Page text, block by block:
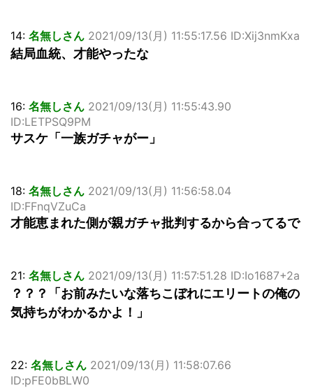
14: 名無しさん 2021/09/13(月) 11:55:17.56 ID:Xij3nmKxa
結局血統、才能やったな
16: 名無しさん 2021/09/13(月) 11:55:43.90
ID:LETPSQ9PM
サスケ「一族ガチャがー」
18: 名無しさん 2021/09/13(月) 11:56:58.04
ID:FFnqVZuCa
才能恵まれた側が親ガチャ批判するから合ってるで
21: 名無しさん 2021/09/13(月) 11:57:51.28 ID:Io1687+2a
？？？「お前みたいな落ちこぼれにエリートの俺の
気持ちがわかるかよ！」
22: 名無しさん 2021/09/13(月) 11:58:07.66
ID:pFE0bBLW0